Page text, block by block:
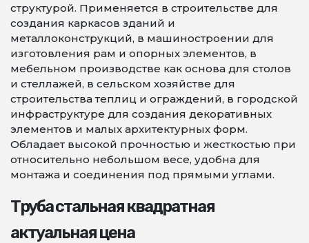
структурой. Применяется в строительстве для
создания каркасов зданий и
металлоконструкций, в машиностроении для
изготовления рам и опорных элементов, в
мебельном производстве как основа для столов
и стеллажей, в сельском хозяйстве для
строительства теплиц и ограждений, в городской
инфраструктуре для создания декоративных
элементов и малых архитектурных форм.
Обладает высокой прочностью и жесткостью при
относительно небольшом весе, удобна для
монтажа и соединения под прямыми углами.
Труба стальная квадратная
актуальная цена